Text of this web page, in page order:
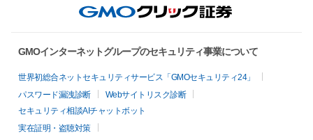
GMOインターネットグループのセキュリティ事業について
世界初総合ネットセキュリティサービス「GMOセキュリティ24」
パスワード漏洩診断
Webサイトリスク診断
セキュリティ相談AIチャットボット
実在証明・盗聴対策